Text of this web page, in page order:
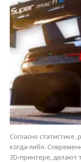
Согласно
когда-либо.
3D-принтере, делают